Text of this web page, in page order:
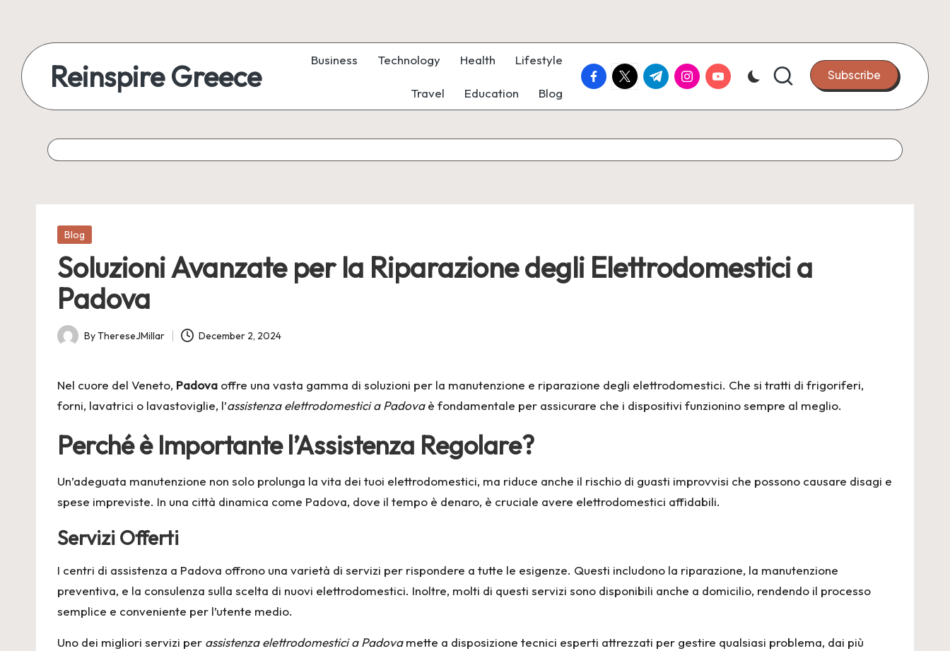
Reinspire Greece Business Technology Health Lifestyle
Travel Education Blog
facebook.com
twitter.com
t.me instagram.com
youtube.com Subscribe
Posted
Blog
Soluzioni Avanzate per la Riparazione degli Elettrodomestici a
Padova
Posted
ByThereseJMillar December 2, 2024
Nel cuore del Veneto, Padova offre una vasta gamma di soluzioni per la manutenzione e riparazione degli elettrodomestici. Che si tratti di frigoriferi,
forni, lavatrici o lavastoviglie, l’assistenza elettrodomestici a Padovaè fondamentale per assicurare che i dispositivi funzionino sempre al meglio.
Perché è Importante l’Assistenza Regolare?
Un’adeguata manutenzione non solo prolunga la vita dei tuoi elettrodomestici, ma riduce anche il rischio di guasti improvvisi che possono causare disagi e
spese impreviste. In una città dinamica come Padova, dove il tempo è denaro, è cruciale avere elettrodomestici affidabili.
Servizi Offerti
I centri di assistenza a Padova offrono una varietà di servizi per rispondere a tutte le esigenze. Questi includono la riparazione, la manutenzione
preventiva, e la consulenza sulla scelta di nuovi elettrodomestici. Inoltre, molti di questi servizi sono disponibili anche a domicilio, rendendo il processo
semplice e conveniente per l’utente medio.
Uno dei migliori servizi per assistenza elettrodomestici a Padovamette a disposizione tecnici esperti attrezzati per gestire qualsiasi problema, dai più